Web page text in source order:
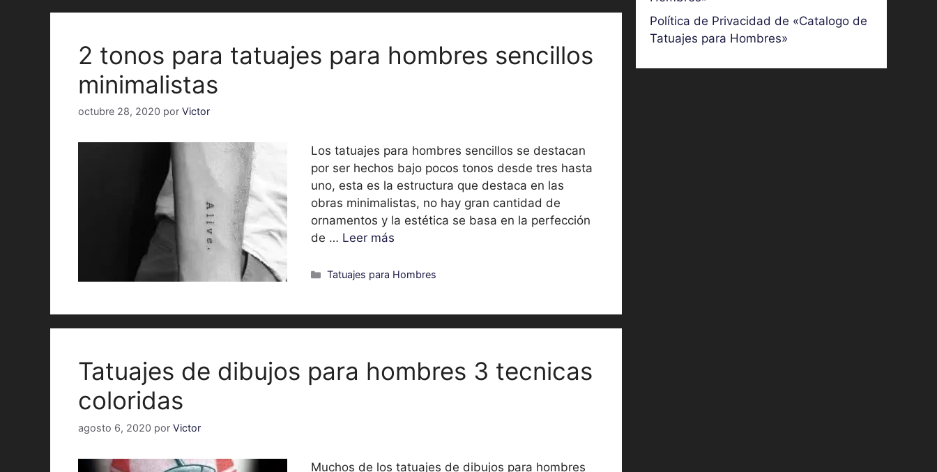
2 tonos para tatuajes para hombres sencillos
minimalistas
octubre 28, 2020 por Victor
Los tatuajes para hombres sencillos se destacan
por ser hechos bajo pocos tonos desde tres hasta
uno, esta es la estructura que destaca en las
obras minimalistas, no hay gran cantidad de
ornamentos y la estética se basa en la perfección
de … Leer más
Categorías
Tatuajes para Hombres
Tatuajes de dibujos para hombres 3 tecnicas
coloridas
agosto 6, 2020 por Victor
Muchos de los tatuajes de dibujos para hombres
Política de Privacidad de «Catalogo de
Tatuajes para Hombres»